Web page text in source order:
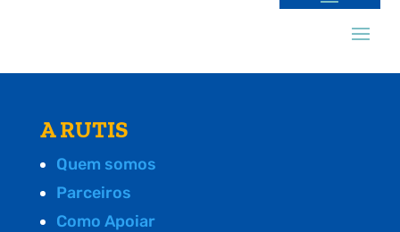
A RUTIS
Quem somos
Parceiros
Como Apoiar